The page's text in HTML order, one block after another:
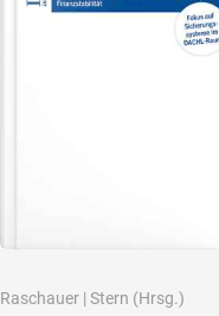
Raschauer | Stern (Hrsg.)